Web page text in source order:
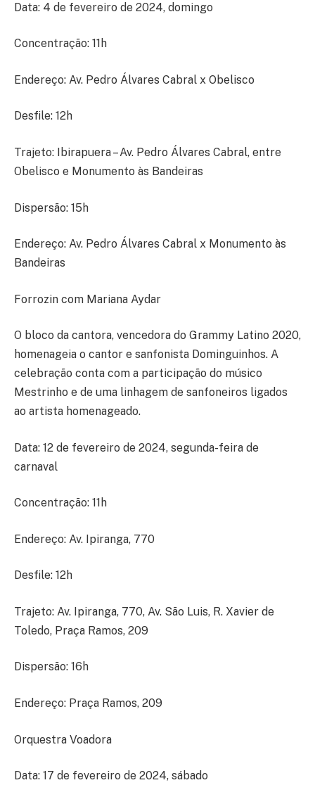
Data: 4 de fevereiro de 2024, domingo
Concentração: 11h
Endereço: Av. Pedro Álvares Cabral x Obelisco
Desfile: 12h
Trajeto: Ibirapuera – Av. Pedro Álvares Cabral, entre
Obelisco e Monumento às Bandeiras
Dispersão: 15h
Endereço: Av. Pedro Álvares Cabral x Monumento às
Bandeiras
Forrozin com Mariana Aydar
O bloco da cantora, vencedora do Grammy Latino 2020,
homenageia o cantor e sanfonista Dominguinhos. A
celebração conta com a participação do músico
Mestrinho e de uma linhagem de sanfoneiros ligados
ao artista homenageado.
Data: 12 de fevereiro de 2024, segunda-feira de
carnaval
Concentração: 11h
Endereço: Av. Ipiranga, 770
Desfile: 12h
Trajeto: Av. Ipiranga, 770, Av. São Luis, R. Xavier de
Toledo, Praça Ramos, 209
Dispersão: 16h
Endereço: Praça Ramos, 209
Orquestra Voadora
Data: 17 de fevereiro de 2024, sábado